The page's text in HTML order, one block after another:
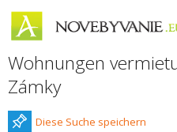
Wohnungen
Zámky
Diese Suche speichern